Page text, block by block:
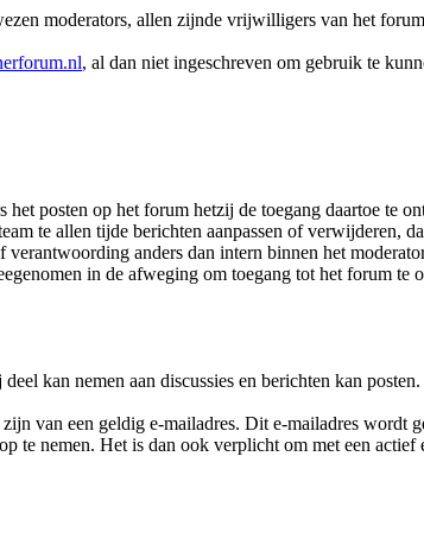
moderators, allen zijnde vrijwilligers van het
, al dan niet ingeschreven om gebruik te
posten op het forum hetzij de toegang daartoe te
te allen tijde berichten aanpassen of
anders dan intern binnen het
in de afweging om toegang tot het forum te
kan nemen aan discussies en berichten kan posten.
van een geldig e-mailadres. Dit e-mailadres wordt
te nemen. Het is dan ook verplicht om met een